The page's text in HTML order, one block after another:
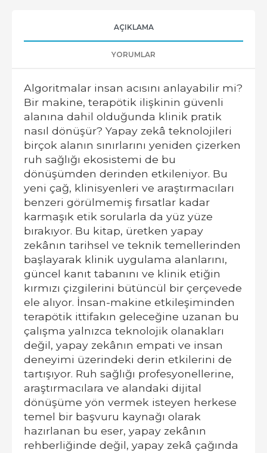
AÇIKLAMA
YORUMLAR
Algoritmalar insan acısını anlayabilir mi?
Bir makine, terapötik ilişkinin güvenli
alanına dahil olduğunda klinik pratik
nasıl dönüşür? Yapay zekâ teknolojileri
birçok alanın sınırlarını yeniden çizerken
ruh sağlığı ekosistemi de bu
dönüşümden derinden etkileniyor. Bu
yeni çağ, klinisyenleri ve araştırmacıları
benzeri görülmemiş fırsatlar kadar
karmaşık etik sorularla da yüz yüze
bırakıyor. Bu kitap, üretken yapay
zekânın tarihsel ve teknik temellerinden
başlayarak klinik uygulama alanlarını,
güncel kanıt tabanını ve klinik etiğin
kırmızı çizgilerini bütüncül bir çerçevede
ele alıyor. İnsan-makine etkileşiminden
terapötik ittifakın geleceğine uzanan bu
çalışma yalnızca teknolojik olanakları
değil, yapay zekânın empati ve insan
deneyimi üzerindeki derin etkilerini de
tartışıyor. Ruh sağlığı profesyonellerine,
araştırmacılara ve alandaki dijital
dönüşüme yön vermek isteyen herkese
temel bir başvuru kaynağı olarak
hazırlanan bu eser, yapay zekânın
rehberliğinde değil, yapay zekâ çağında